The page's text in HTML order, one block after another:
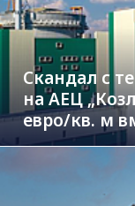
Скандал с
на АЕЦ
евро/кв. м